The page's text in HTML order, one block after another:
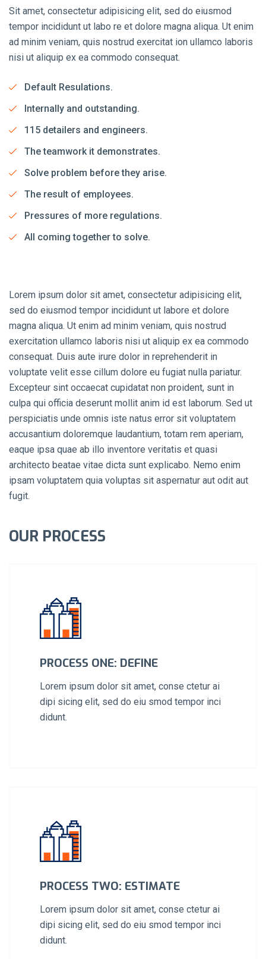
Sit amet, consectetur adipisicing elit, sed do eiusmod
tempor incididunt ut labo re et dolore magna aliqua. Ut enim
ad minim veniam, quis nostrud exercitat ion ullamco laboris
nisi ut aliquip ex ea commodo consequat.
Default Resulations.
Internally and outstanding.
115 detailers and engineers.
The teamwork it demonstrates.
Solve problem before they arise.
The result of employees.
Pressures of more regulations.
All coming together to solve.
Lorem ipsum dolor sit amet, consectetur adipisicing elit,
sed do eiusmod tempor incididunt ut labore et dolore
magna aliqua. Ut enim ad minim veniam, quis nostrud
exercitation ullamco laboris nisi ut aliquip ex ea commodo
consequat. Duis aute irure dolor in reprehenderit in
voluptate velit esse cillum dolore eu fugiat nulla pariatur.
Excepteur sint occaecat cupidatat non proident, sunt in
culpa qui officia deserunt mollit anim id est laborum. Sed ut
perspiciatis unde omnis iste natus error sit voluptatem
accusantium doloremque laudantium, totam rem aperiam,
eaque ipsa quae ab illo inventore veritatis et quasi
architecto beatae vitae dicta sunt explicabo. Nemo enim
ipsam voluptatem quia voluptas sit aspernatur aut odit aut
fugit.
OUR PROCESS
PROCESS ONE: DEFINE
Lorem ipsum dolor sit amet, conse ctetur ai
dipi sicing elit, sed do eiu smod tempor inci
didunt.
PROCESS TWO: ESTIMATE
Lorem ipsum dolor sit amet, conse ctetur ai
dipi sicing elit, sed do eiu smod tempor inci
didunt.